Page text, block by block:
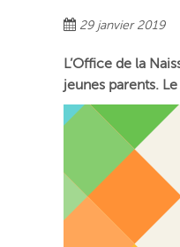
29 janvier 2019
L’Office de la
jeunes parents.